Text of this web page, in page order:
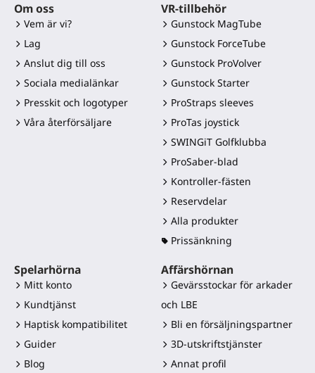
Om oss
Vem är vi?
Lag
Anslut dig till oss
Sociala medialänkar
Presskit och logotyper
Våra återförsäljare
VR-tillbehör
Gunstock MagTube
Gunstock ForceTube
Gunstock ProVolver
Gunstock Starter
ProStraps sleeves
ProTas joystick
SWINGiT Golfklubba
ProSaber-blad
Kontroller-fästen
Reservdelar
Alla produkter
Prissänkning
Spelarhörna
Mitt konto
Kundtjänst
Haptisk kompatibilitet
Guider
Blog
Affärshörnan
Gevärsstockar för arkader
och LBE
Bli en försäljningspartner
3D-utskriftstjänster
Annat profil